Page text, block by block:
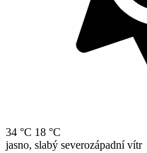
34 °C 18 °C
jasno, slabý severozápadní vítr